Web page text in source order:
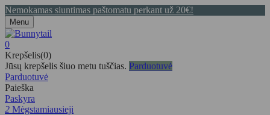
Nemokamas siuntimas paštomatu perkant už 20€!
Menu
0
Krepšelis(0)
Jūsų krepšelis šiuo metu tuščias. Parduotuvė
Parduotuvė
Paieška
Paskyra
2 Mėgstamiausieji